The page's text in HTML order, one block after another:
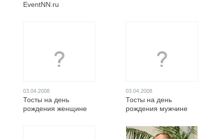
EventNN.ru
03.04.2008
Тосты на день
рождения женщине
03.04.2008
Тосты на день
рождения мужчине